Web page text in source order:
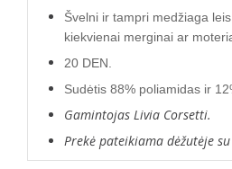
Švelni ir tampri medžiaga
kiekvienai merginai ar
20 DEN.
Sudėtis 88% poliamidas ir
Gamintojas Livia Corsetti.
Prekė pateikiama dėžutėje